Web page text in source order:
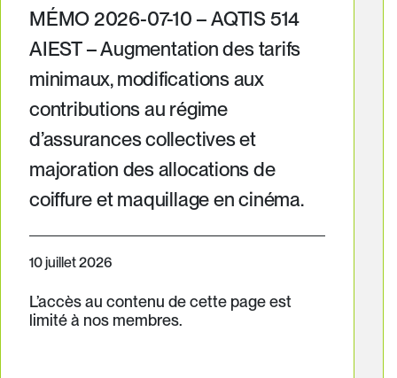
MÉMO 2026-07-10 – AQTIS 514
AIEST – Augmentation des tarifs
minimaux, modifications aux
contributions au régime
d’assurances collectives et
majoration des allocations de
coiffure et maquillage en cinéma.
10 juillet 2026
L’accès au contenu de cette page est
limité à nos membres.